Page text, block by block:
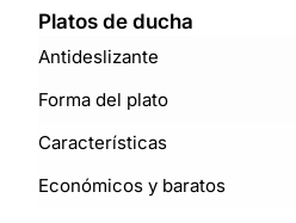
Platos de ducha
Antideslizante
Forma del plato
Características
Económicos y baratos